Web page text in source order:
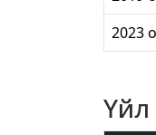
2023
Үйл